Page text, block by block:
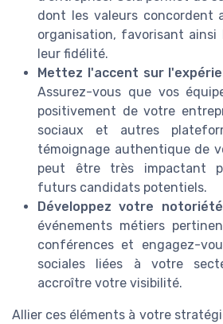
dont les valeurs concordent
organisation, favorisant
leur fidélité.
Mettez l'accent sur
Assurez-vous que vos
positivement de votre
sociaux et autres
témoignage authentique de
peut être très impactant
futurs candidats potentiels.
Développez votre
événements métiers
conférences et engagez-
sociales liées à votre
accroître votre visibilité.
Allier ces éléments à votre